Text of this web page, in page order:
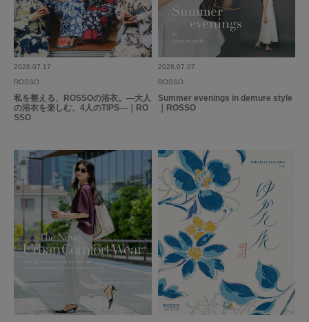
2026.07.17
ROSSO
私を整える、ROSSOの浴衣。―大人
の浴衣を楽しむ、4人のTIPS―｜RO
SSO
2026.07.07
ROSSO
Summer evenings in demure style
｜ROSSO